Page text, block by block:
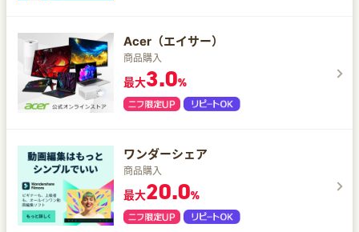
Acer（エイサー）
商品購入
最大3.0%
ワンダーシェア
商品購入
最大20.0%